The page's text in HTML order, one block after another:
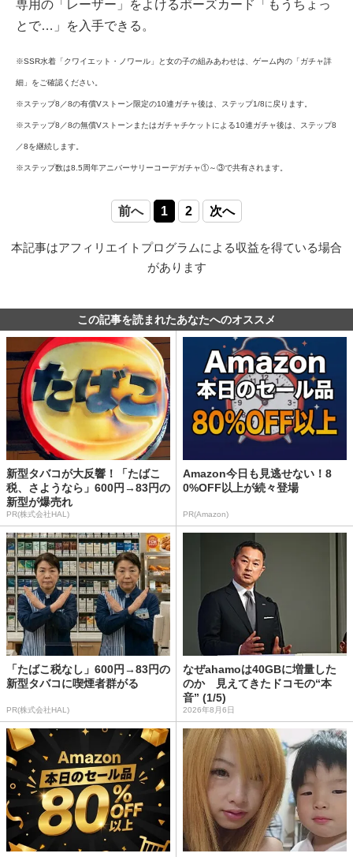
専用の「レーザー」をよけるポーズカード「もうちょっ
とで…」を入手できる。
※SSR水着「クワイエット・ノワール」と女の子の組みあわせは、ゲーム内の「ガチャ詳
細」をご確認ください。
※ステップ8／8の有償Vストーン限定の10連ガチャ後は、ステップ1/8に戻ります。
※ステップ8／8の無償Vストーンまたはガチャチケットによる10連ガチャ後は、ステップ8
／8を継続します。
※ステップ数は8.5周年アニバーサリーコーデガチャ①～③で共有されます。
前へ 1 2 次へ
本記事はアフィリエイトプログラムによる収益を得ている場合
があります
この記事を読まれたあなたへのオススメ
新型タバコが大反響！「たばこ
税、さようなら」600円→83円の
新型が爆売れ
PR(株式会社HAL)
Amazon今日も見逃せない！8
0%OFF以上が続々登場
PR(Amazon)
「たばこ税なし」600円→83円の
新型タバコに喫煙者群がる
PR(株式会社HAL)
なぜahamoは40GBに増量した
のか 見えてきたドコモの“本
音” (1/5)
2026年8月6日